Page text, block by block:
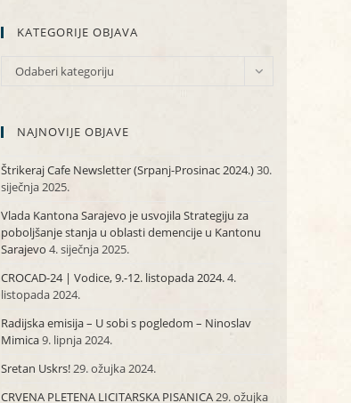
KATEGORIJE OBJAVA
KATEGORIJE
Odaberi kategoriju
NAJNOVIJE OBJAVE
Štrikeraj Cafe Newsletter (Srpanj-Prosinac 2024.)30.
siječnja 2025.
Vlada Kantona Sarajevo je usvojila Strategiju za
poboljšanje stanja u oblasti demencije u Kantonu
Sarajevo 4. siječnja 2025.
CROCAD-24 | Vodice, 9.-12. listopada 2024.4.
listopada 2024.
Radijska emisija – U sobi s pogledom – Ninoslav
Mimica9. lipnja 2024.
Sretan Uskrs!29. ožujka 2024.
CRVENA PLETENA LICITARSKA PISANICA29. ožujka